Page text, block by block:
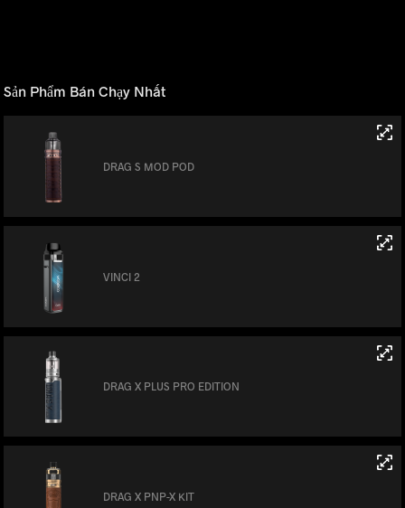
Sản Phẩm Bán Chạy Nhất
DRAG S MOD POD
VINCI 2
DRAG X PLUS PRO EDITION
DRAG X PNP-X KIT